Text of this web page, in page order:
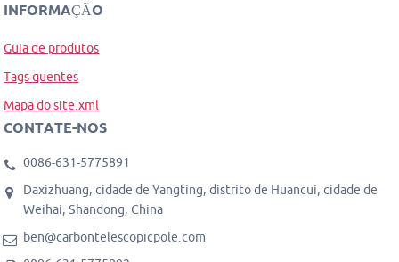
INFORMAÇÃO
Guia de produtos
Tags quentes
Mapa do site.xml
CONTATE-NOS
0086-631-5775891
Daxizhuang, cidade de Yangting, distrito de Huancui, cidade de
Weihai, Shandong, China
ben@carbontelescopicpole.com